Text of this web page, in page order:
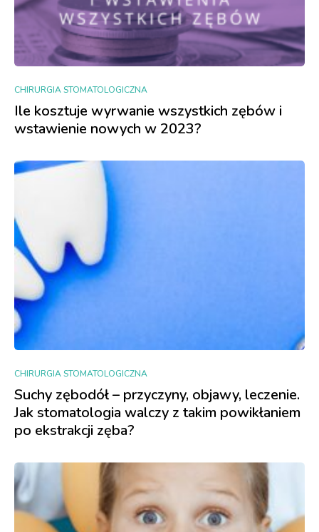
CHIRURGIA STOMATOLOGICZNA
Ile kosztuje wyrwanie wszystkich zębów i
wstawienie nowych w 2023?
CHIRURGIA STOMATOLOGICZNA
Suchy zębodół – przyczyny, objawy, leczenie.
Jak stomatologia walczy z takim powikłaniem
po ekstrakcji zęba?